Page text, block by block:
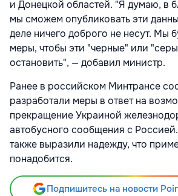
и Донецкой областей. "Я думаю, в
мы сможем опубликовать эти
деле ничего доброго не несут. Мы
меры, чтобы эти "черные" или
остановить", — добавил министр.
Ранее в российском Минтрансе
разработали меры в ответ на
прекращение Украиной
автобусного сообщения с
также выразили надежду, что
понадобится.
Подпишитесь на новости